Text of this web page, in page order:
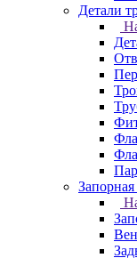
Детали